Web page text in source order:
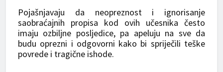
Pojašnjavaju da neopreznost i ignorisanje
saobraćajnih propisa kod ovih učesnika često
imaju ozbiljne posljedice, pa apeluju na sve da
budu oprezni i odgovorni kako bi spriječili teške
povrede i tragične ishode.